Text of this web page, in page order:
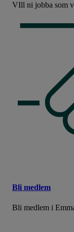
VIll ni jobba som
Bli medlem
Bli medlem i